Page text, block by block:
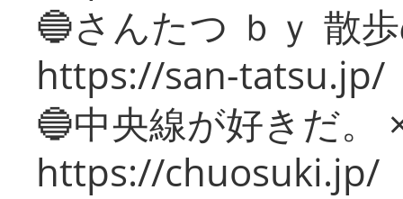
🔵さんたつ ｂｙ 散
https://san-tatsu.jp/
🔵中央線が好きだ。
https://chuosuki.jp/